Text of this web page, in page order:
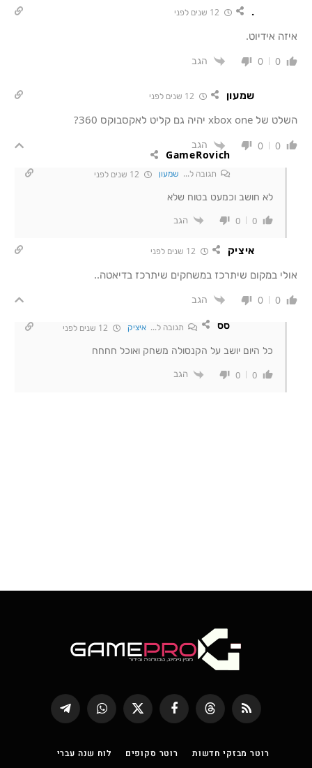
.
איזה אידיוט.
0
0 הגב
שמעון
השלט של xbox one יהיה גם קליט לאקסבוקס 360?
0
0 הגב
GameRovich
תגובה ל... שמעון
לא חושב וכמעט בטוח שלא
0
0 הגב
איציק
אולי במקום שיתרכז במשחקים שיתרכז בדיאטה..
0
0
הגב
סס
תגובה ל...איציק
כל היום יושב על הקנסולה משחק ואוכל חחחח
0
0 הגב
RSS
Threads פייסבוק
X
(טוויטר)
WhatsApp
Telegram
רוטר מבזקי חדשות רוטר סקופים
לוח שנה עברי